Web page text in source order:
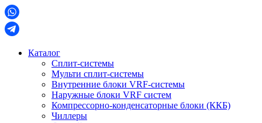
Каталог
Сплит-системы
Мульти сплит-системы
Внутренние блоки VRF-cистемы
Наружные блоки VRF cистем
Компрессорно-конденсаторные блоки (ККБ)
Чиллеры